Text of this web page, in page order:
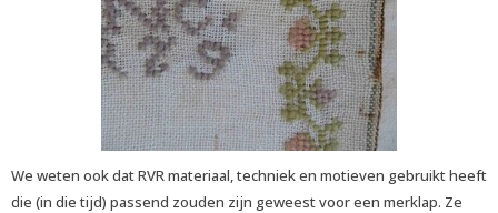
We weten ook dat RVR materiaal, techniek en motieven gebruikt heeft
die (in die tijd) passend zouden zijn geweest voor een merklap. Ze